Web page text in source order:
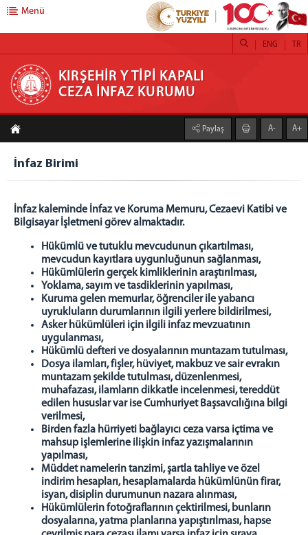
KIRŞEHİR Y TİPİ KAPALI CEZA İNFAZ KURUMU
ANASAYFA
KURUMUMUZ
Vizyon
Misyon
BİRİMLERİMİZ
Sorumlu İnfaz ve Koruma Başmemurluğu
Emanet Para Birimi
Emanet Eşya Birimi
Teknik Birim
Eğitim Birimi
Psiko-Sosyal Yardım Servisi
İnfaz Birimi
Personel Birimi
Genel Bütçe
Mektup Okuma Birimi
Sağlık Birimi
ATÖLYELERİMİZ
Çamaşırhane Atölyesi
Terzihane Atölyesi
Kantin
GÖRÜŞ GÜNLERİ
Menü
KIRŞEHİR Y TİPİ KAPALI
CEZA İNFAZ KURUMU
TR
ENG
Paylaş A- A+
İnfaz Birimi
İnfaz kaleminde İnfaz ve Koruma Memuru, Cezaevi Katibi ve
Bilgisayar İşletmeni görev almaktadır.
Hükümlü ve tutuklu mevcudunun çıkartılması,
mevcudun kayıtlara uygunluğunun sağlanması,
Hükümlülerin gerçek kimliklerinin araştırılması,
Yoklama, sayım ve tasdiklerinin yapılması,
Kuruma gelen memurlar, öğrenciler ile yabancı
uyrukluların durumlarının ilgili yerlere bildirilmesi,
Asker hükümlüleri için ilgili infaz mevzuatının
uygulanması,
Hükümlü defteri ve dosyalarının muntazam tutulması,
Dosya ilamları, fişler, hüviyet, makbuz ve sair evrakın
muntazam şekilde tutulması, düzenlenmesi,
muhafazası, ilamların dikkatle incelenmesi, tereddüt
edilen hususlar var ise Cumhuriyet Başsavcılığına bilgi
verilmesi,
Birden fazla hürriyeti bağlayıcı ceza varsa içtima ve
mahsup işlemlerine ilişkin infaz yazışmalarının
yapılması,
Müddet namelerin tanzimi, şartla tahliye ve özel
indirim hesapları, hesaplamalarda hükümlünün firar,
isyan, disiplin durumunun nazara alınması,
Hükümlülerin fotoğraflarının çektirilmesi, bunların
dosyalarına, yatma planlarına yapıştırılması, hapse